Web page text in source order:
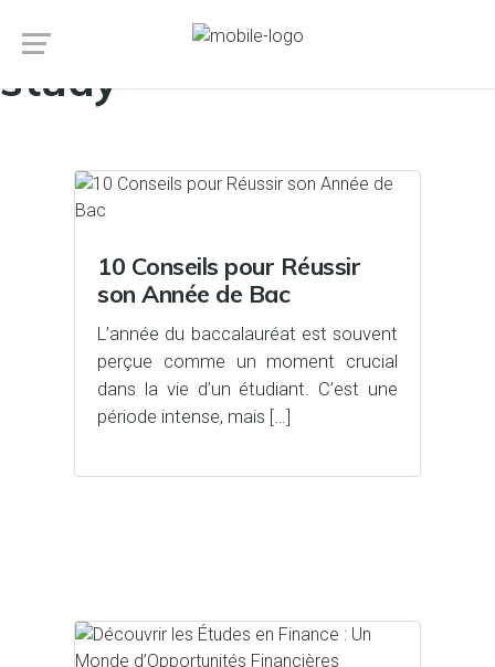
Auteur/autrice :
study
10 Conseils pour Réussir
son Année de Bac
L’année du baccalauréat est souvent
perçue comme un moment crucial
dans la vie d’un étudiant. C’est une
période intense, mais […]